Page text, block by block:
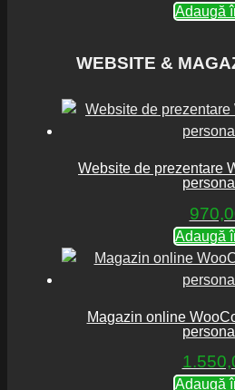
Adaugă
WEBSITE &
Website de prezentare
Adaugă
Magazin online
Adaugă